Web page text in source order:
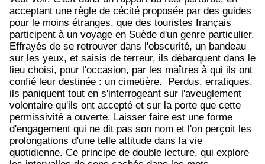
acceptant une règle de cécité proposée par des guides
pour le moins étranges, que des touristes français
participent à un voyage en Suède d'un genre particulier.
Effrayés de se retrouver dans l'obscurité, un bandeau
sur les yeux, et saisis de terreur, ils débarquent dans le
lieu choisi, pour l'occasion, par les maîtres à qui ils ont
confié leur destinée : un cimetière.
Perdus, erratiques,
ils paniquent tout en s'interrogeant sur l'aveuglement
volontaire qu'ils ont accepté et sur la porte que cette
permissivité a ouverte. Laisser faire est une forme
d'engagement qui ne dit pas son nom et l'on perçoit les
prolongations d'une telle attitude dans la vie
quotidienne. Ce principe de double lecture, qui explore